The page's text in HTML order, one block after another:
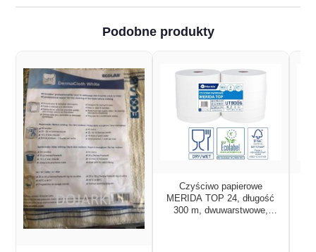
Podobne produkty
Czyściwo papierowe
MERIDA TOP 24, długość
300 m, dwuwarstwowe,